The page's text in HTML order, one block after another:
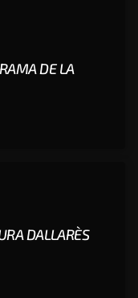
DE LA
DALLARÈS